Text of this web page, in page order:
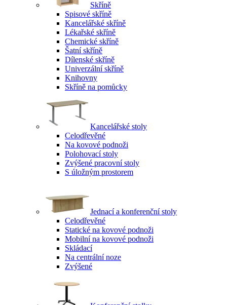
Skříně
Spisové skříně
Kancelářské skříně
Lékařské skříně
Chemické skříně
Šatní skříně
Dílenské skříně
Univerzální skříně
Knihovny
Skříně na pomůcky
Kancelářské stoly
Celodřevěné
Na kovové podnoži
Polohovací stoly
Zvýšené pracovní stoly
S úložným prostorem
Jednací a konferenční stoly
Celodřevěné
Statické na kovové podnoži
Mobilní na kovové podnoži
Skládací
Na centrální noze
Zvýšené